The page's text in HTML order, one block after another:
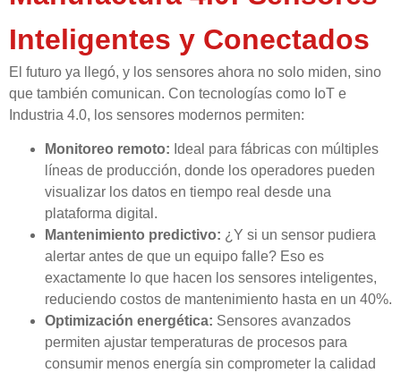
Inteligentes y Conectados
El futuro ya llegó, y los sensores ahora no solo miden, sino
que también comunican. Con tecnologías como IoT e
Industria 4.0, los sensores modernos permiten:
Monitoreo remoto: Ideal para fábricas con múltiples
líneas de producción, donde los operadores pueden
visualizar los datos en tiempo real desde una
plataforma digital.
Mantenimiento predictivo: ¿Y si un sensor pudiera
alertar antes de que un equipo falle? Eso es
exactamente lo que hacen los sensores inteligentes,
reduciendo costos de mantenimiento hasta en un 40%.
Optimización energética: Sensores avanzados
permiten ajustar temperaturas de procesos para
consumir menos energía sin comprometer la calidad